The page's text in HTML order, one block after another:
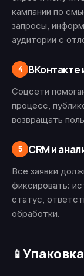
кампании по
запросы,
аудитории с
4 ВКонтакте
Соцсети
процесс,
возвращать
5 CRM и
Все заявки
фиксировать:
статус,
обработки.
📱